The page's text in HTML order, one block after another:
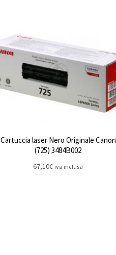
Cartuccia laser Nero Originale Canon
(725) 3484B002
67,10€ iva inclusa